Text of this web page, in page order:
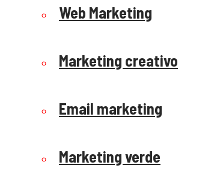
Web Marketing
Marketing creativo
Email marketing
Marketing verde